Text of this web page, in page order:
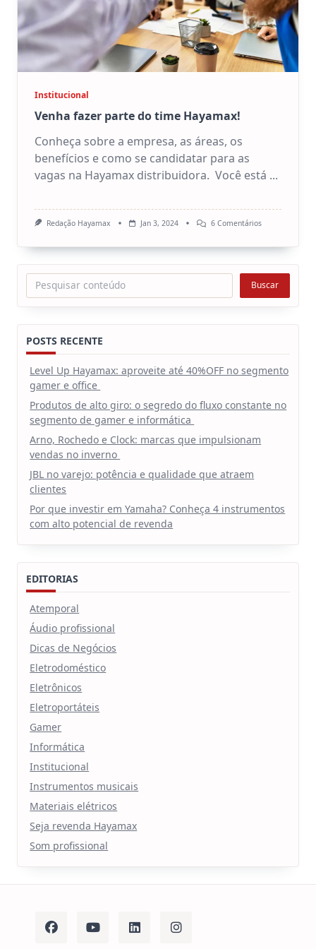
Institucional
Venha fazer parte do time Hayamax!
Conheça sobre a empresa, as áreas, os
benefícios e como se candidatar para as
vagas na Hayamax distribuidora. Você está ...
Redação Hayamax Jan 3, 2024 6 ComentáriosEm
Do
Time
Hayamax!
Pesquisar Buscar
POSTS RECENTE
Level Up Hayamax: aproveite até 40%OFF no segmento
gamer e office
Produtos de alto giro: o segredo do fluxo constante no
segmento de gamer e informática
Arno, Rochedo e Clock: marcas que impulsionam
vendas no inverno
JBL no varejo: potência e qualidade que atraem
clientes
Por que investir em Yamaha? Conheça 4 instrumentos
com alto potencial de revenda
EDITORIAS
Atemporal
Áudio profissional
Dicas de Negócios
Eletrodoméstico
Eletrônicos
Eletroportáteis
Gamer
Informática
Institucional
Instrumentos musicais
Materiais elétricos
Seja revenda Hayamax
Som profissional